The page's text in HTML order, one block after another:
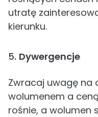
utratę
kierunku.
5. Dywergencje
Zwracaj uwagę na
wolumenem a
rośnie, a wolumen